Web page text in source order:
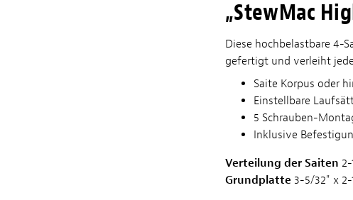
„StewMac
Diese hochbelastbare 4-
gefertigt und verleiht
Saite Korpus oder
Einstellbare
5 Schrauben-
Inklusive
Verteilung der Saiten
Grundplatte 3-5/32" x 2-